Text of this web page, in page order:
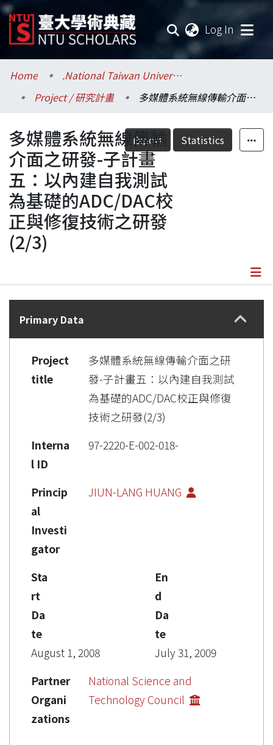
Log In
Communities & Collections
Research Outputs
Fundings & Projects
Researchers
Organizations
Statistics
Home
.National Taiwan University / 國立臺灣大學
Project / 研究計畫
多媒體系統無線傳輸介面之研發-子計畫五：以內建自我測試為基礎的ADC/DAC校正與修復技術之研發(2/3)
Export Statistics
多媒體系統無線傳輸
介面之研發-子計畫
五：以內建自我測試
為基礎的ADC/DAC校
正與修復技術之研發
(2/3)
Details
Primary Data
Project
title
多媒體系統無線傳輸介面之研
發-子計畫五：以內建自我測試
為基礎的ADC/DAC校正與修復
技術之研發(2/3)
Interna
l ID
97-2220-E-002-018-
Princip
al
Investi
gator
JIUN-LANG HUANG
Sta
rt
Da
te
August 1, 2008
En
d
Da
te
July 31, 2009
Partner
Organi
zations
National Science and
Technology Council